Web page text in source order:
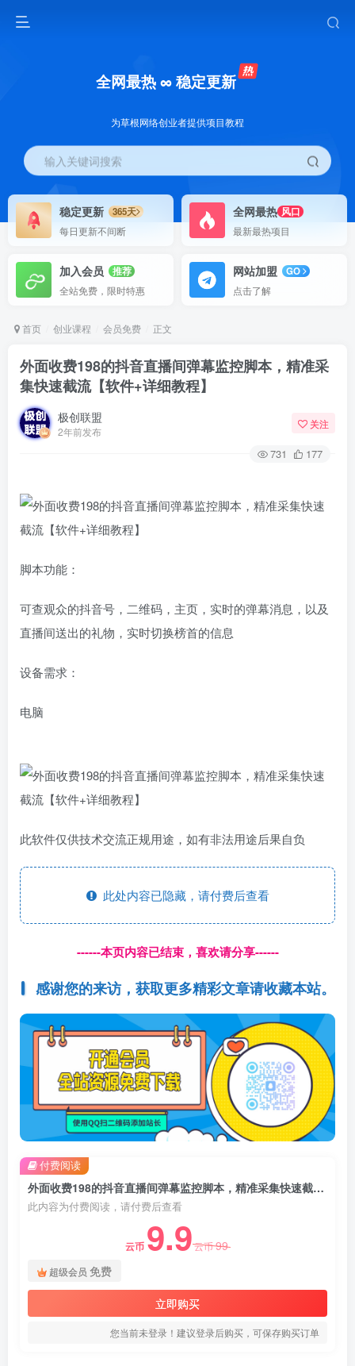
全网最热 ∞ 稳定更新
为草根网络创业者提供项目教程
输入关键词搜索
稳定更新
365天
每日更新不间断
全网最热 风口
最新最热项目
加入会员
推荐
全站免费，限时特惠
网站加盟
GO
点击了解
首页 创业课程 会员免费 正文
外面收费198的抖音直播间弹幕监控脚本，精准采
集快速截流【软件+详细教程】
极创联盟
2年前发布
关注
731 177
脚本功能：
可查观众的抖音号，二维码，主页，实时的弹幕消息，以及
直播间送出的礼物，实时切换榜首的信息
设备需求：
电脑
此软件仅供技术交流正规用途，如有非法用途后果自负
此处内容已隐藏，请付费后查看
------本页内容已结束，喜欢请分享------
感谢您的来访，获取更多精彩文章请收藏本站。
外面收费198的抖音直播间弹幕监控脚本，精准采集快速截流【软件+详细教程】
此内容为付费阅读，请付费后查看
云币 9.9云币99
超级会员 免费
立即购买
您当前未登录！建议登录后购买，可保存购买订单
付费阅读